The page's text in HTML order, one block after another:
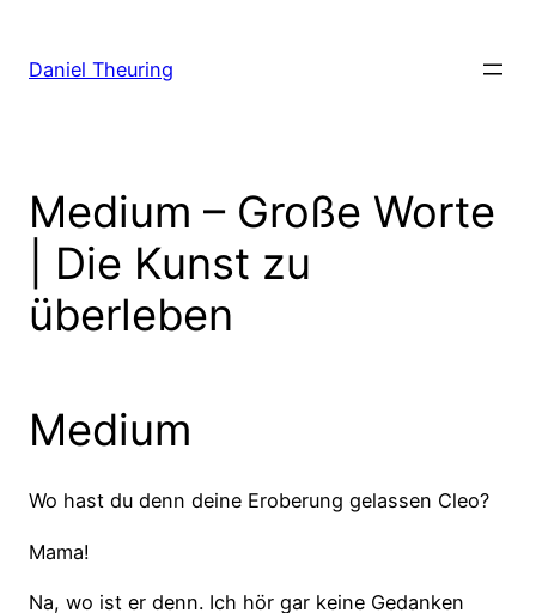
springen
Daniel Theuring
Medium – Große Worte
| Die Kunst zu
überleben
Medium
Wo hast du denn deine Eroberung gelassen Cleo?
Mama!
Na, wo ist er denn. Ich hör gar keine Gedanken